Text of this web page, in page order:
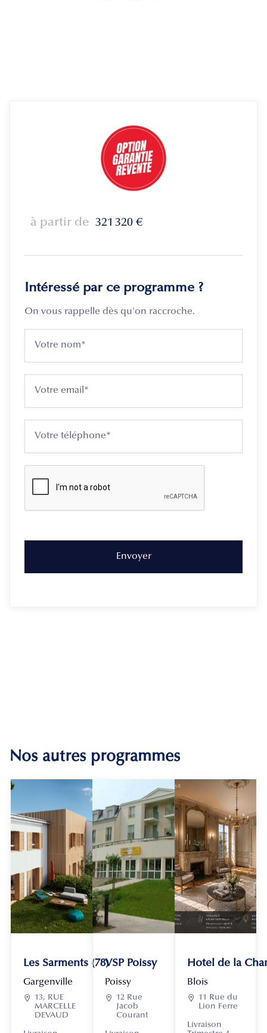
à partir de 321 320 €
Intéressé par ce programme ?
On vous rappelle dès qu'on raccroche.
Nos autres programmes
Les Sarments (78)
Gargenville
 13, RUE
MARCELLE
DEVAUD
VSP Poissy
Poissy
 12 Rue
Jacob
Courant
Hotel de la
Blois
 11 Rue du
Lion Ferre
Livraison